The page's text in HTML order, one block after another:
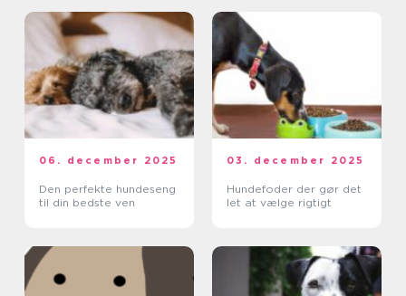
06. december 2025
Den perfekte hundeseng
til din bedste ven
03. december 2025
Hundefoder der gør det
let at vælge rigtigt